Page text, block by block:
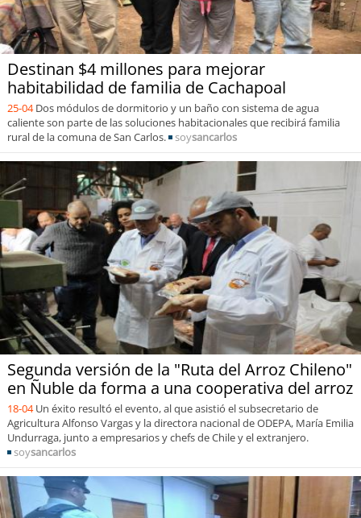
Destinan $4 millones para mejorar
habitabilidad de familia de Cachapoal
25-04 Dos módulos de dormitorio y un baño con sistema de agua
caliente son parte de las soluciones habitacionales que recibirá familia
rural de la comuna de San Carlos.
soysancarlos
Segunda versión de la "Ruta del Arroz Chileno"
en Ñuble da forma a una cooperativa del arroz
18-04 Un éxito resultó el evento, al que asistió el subsecretario de
Agricultura Alfonso Vargas y la directora nacional de ODEPA, María Emilia
Undurraga, junto a empresarios y chefs de Chile y el extranjero.
soysancarlos